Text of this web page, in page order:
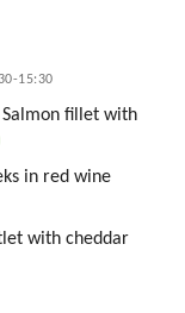
15:30
fillet with
in red wine
with cheddar